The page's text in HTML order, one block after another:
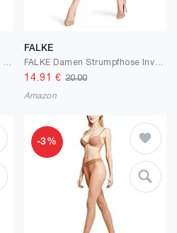
FALKE
14.91 € 20.00
Amazon
-3%